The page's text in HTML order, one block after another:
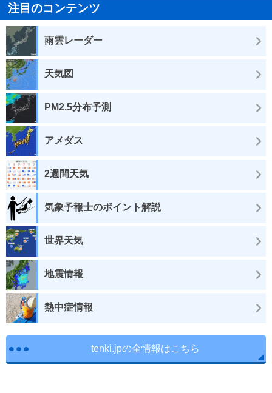
注目のコンテンツ
雨雲レーダー
天気図
PM2.5分布予測
アメダス
2週間天気
気象予報士のポイント解説
世界天気
地震情報
熱中症情報
tenki.jpの全情報はこちら